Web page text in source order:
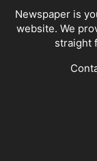
Newspaper is
website. We
straight